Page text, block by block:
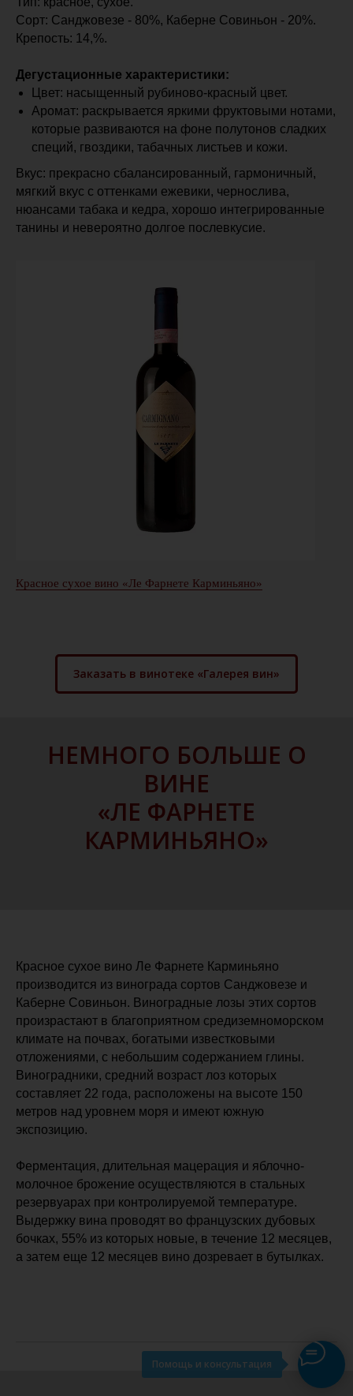
Помощь и консультация
Сорт: Санджовезе - 80%, Каберне Совиньон - 20%.
Крепость: 14,%.
Дегустационные характеристики:
Цвет: насыщенный рубиново-красный цвет.
Аромат: раскрывается яркими фруктовыми нотами,
которые развиваются на фоне полутонов сладких
специй, гвоздики, табачных листьев и кожи.
Вкус: прекрасно сбалансированный, гармоничный,
мягкий вкус с оттенками ежевики, чернослива,
нюансами табака и кедра, хорошо интегрированные
танины и невероятно долгое послевкусие.
Красное сухое вино «Ле Фарнете Карминьяно»
Заказать в винотеке «Галерея вин»
НЕМНОГО БОЛЬШЕ О
ВИНЕ
«ЛЕ ФАРНЕТЕ
КАРМИНЬЯНО»
Красное сухое вино Ле Фарнете Карминьяно
производится из винограда сортов Санджовезе и
Каберне Совиньон. Виноградные лозы этих сортов
произрастают в благоприятном средиземноморском
климате на почвах, богатыми известковыми
отложениями, с небольшим содержанием глины.
Виноградники, средний возраст лоз которых
составляет 22 года, расположены на высоте 150
метров над уровнем моря и имеют южную
экспозицию.
Ферментация, длительная мацерация и яблочно-
молочное брожение осуществляются в стальных
резервуарах при контролируемой температуре.
Выдержку вина проводят во французских дубовых
бочках, 55% из которых новые, в течение 12 месяцев,
а затем еще 12 месяцев вино дозревает в бутылках.